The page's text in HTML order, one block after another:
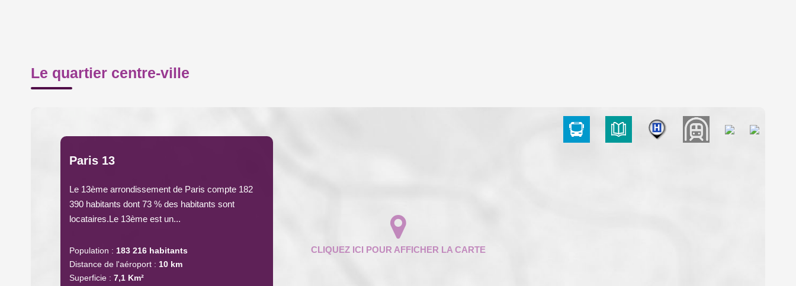
Le quartier centre-ville
Paris 13
Le 13ème arrondissement de Paris compte 182
390 habitants dont 73 % des habitants sont
locataires.Le 13ème est un...
Population : 183 216 habitants
Distance de l'aéroport : 10 km
Superficie : 7,1 Km²